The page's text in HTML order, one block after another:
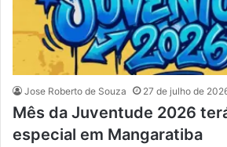
Jose Roberto de Souza 27 de julho de
Mês da Juventude 2026
especial em Mangaratiba